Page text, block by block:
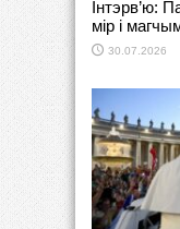
Інтэрв’ю:
мір і
30.07.2026